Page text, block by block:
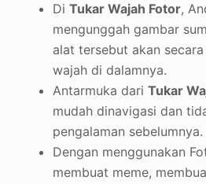
Di Tukar Wajah Fotor,
mengunggah gambar
alat tersebut akan
wajah di dalamnya.
Antarmuka dari Tukar
mudah dinavigasi dan
pengalaman sebelumnya.
Dengan menggunakan
membuat meme,